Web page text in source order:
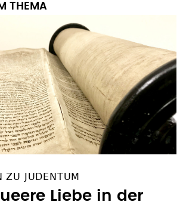
THEMA
ZU JUDENTUM
Liebe in der